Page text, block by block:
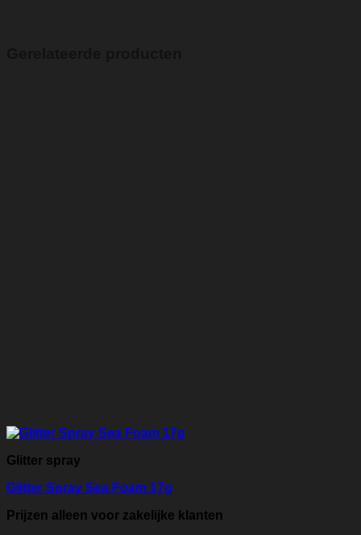
Glitter spray
Glitter Spray Sea Foam 17g
Prijzen alleen voor zakelijke klanten